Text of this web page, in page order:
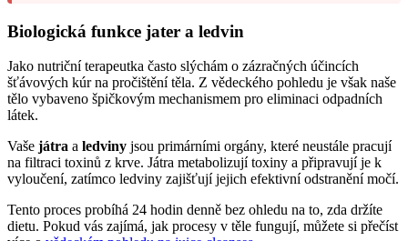
Biologická funkce jater a ledvin
Jako nutriční terapeutka často slýchám o zázračných účincích
šťávových kúr na pročištění těla. Z vědeckého pohledu je však naše
tělo vybaveno špičkovým mechanismem pro eliminaci odpadních
látek.
Vaše játra a ledviny jsou primárními orgány, které neustále pracují
na filtraci toxinů z krve. Játra metabolizují toxiny a připravují je k
vyloučení, zatímco ledviny zajišťují jejich efektivní odstranění močí.
Tento proces probíhá 24 hodin denně bez ohledu na to, zda držíte
dietu. Pokud vás zajímá, jak procesy v těle fungují, můžete si přečíst